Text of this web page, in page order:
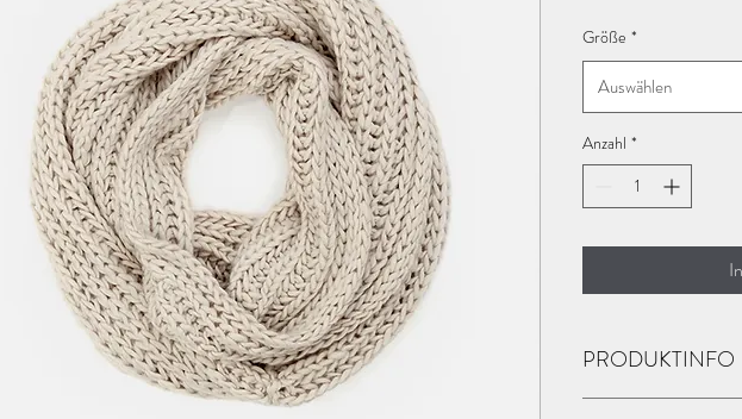
Größe *
Auswählen
Anzahl *
PRODUKTINFO